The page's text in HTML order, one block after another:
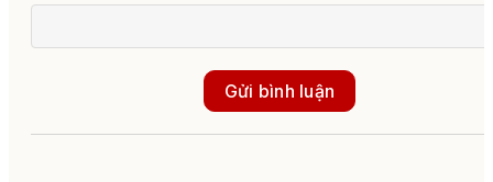
Gửi bình luận